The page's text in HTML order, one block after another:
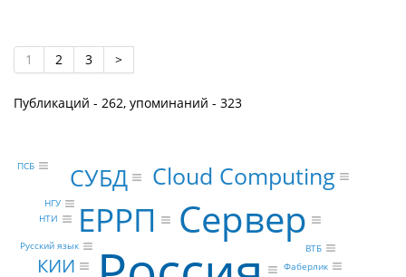
1 2 3 >
Публикаций - 262, упоминаний - 323
Сервер
ЕРРП
Cloud Computing
СУБД
КИИ
Русский язык
НГУ
Фаберлик
ВТБ
ПСБ
НТИ